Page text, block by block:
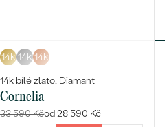
14k 14k 14k
14k bílé zlato, Diamant
Cornelia
33 590 Kčod 28 590 Kč